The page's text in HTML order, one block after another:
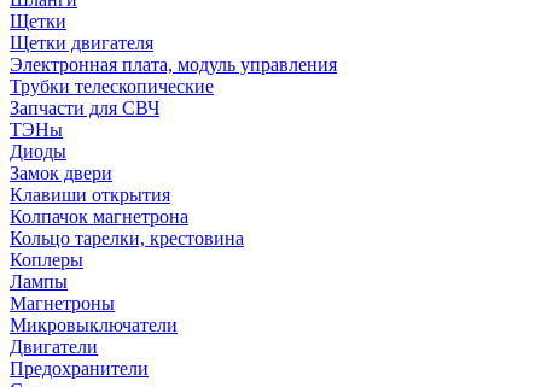
Щетки
Щетки двигателя
Электронная плата, модуль управления
Трубки телескопические
Запчасти для СВЧ
ТЭНы
Диоды
Замок двери
Клавиши открытия
Колпачок магнетрона
Кольцо тарелки, крестовина
Коплеры
Лампы
Магнетроны
Микровыключатели
Двигатели
Предохранители